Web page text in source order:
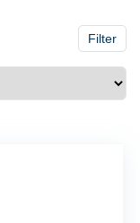
Filter